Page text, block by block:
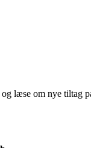
læse om nye tiltag